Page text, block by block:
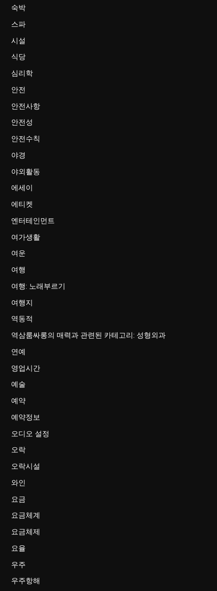
숙박
스파
시설
식당
심리학
안전
안전사항
안전성
안전수칙
야경
야외활동
에세이
에티켓
엔터테인먼트
여가생활
여운
여행
여행: 노래부르기
여행지
역동적
역삼룸싸롱의 매력과 관련된 카테고리: 성형외과
연예
영업시간
예술
예약
예약정보
오디오 설정
오락
오락시설
와인
요금
요금체계
요금체제
요율
우주
우주항해